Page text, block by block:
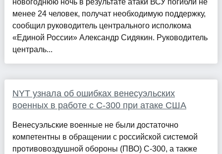
новогоднюю ночь в результате атаки ВСУ погибли не
менее 24 человек, получат необходимую поддержку,
сообщил руководитель центрального исполкома
«Единой России» Александр Сидякин. Руководитель
централь...
NYT узнала об ошибках венесуэльских
военных в работе с С-300 при атаке США
Венесуэльские военные не были достаточно
компетентны в обращении с российской системой
противовоздушной обороны (ПВО) С-300, а также